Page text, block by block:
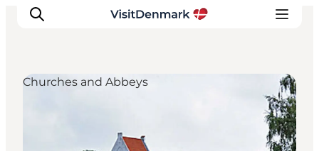
Bestemmingen
Churches and Abbeys